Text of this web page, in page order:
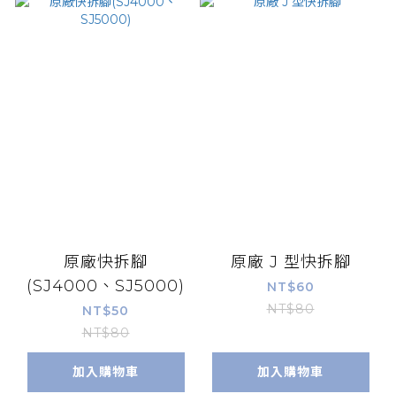
原廠快拆腳
(SJ4000、SJ5000)
NT$50
NT$80
加入購物車
原廠 J 型快拆腳
NT$60
NT$80
加入購物車